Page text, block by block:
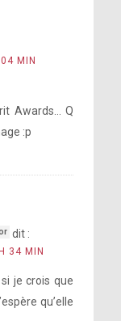
MIN
Awards… Q
:p
dit :
34 MIN
je crois que
qu’elle